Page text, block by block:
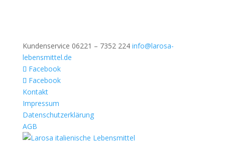
Kundenservice 06221 – 7352 224 info@larosa-
lebensmittel.de
Facebook
Facebook
Kontakt
Impressum
Datenschutzerklärung
AGB